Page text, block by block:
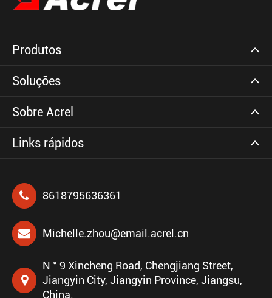
Produtos
Soluções
Sobre Acrel
Links rápidos
8618795636361
Michelle.zhou@email.acrel.cn
N ° 9 Xincheng Road, Chengjiang Street,
Jiangyin City, Jiangyin Province, Jiangsu,
China.